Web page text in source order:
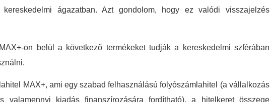
ágazatban. Azt gondolom, hogy ez valódi visszajelzés
on belül a következő termékeket tudják a kereskedelmi szférában
MAX+, ami egy szabad felhasználású folyószámlahitel (a vállalkozás
valamennyi kiadás finanszírozására fordítható), a hitelkeret összege